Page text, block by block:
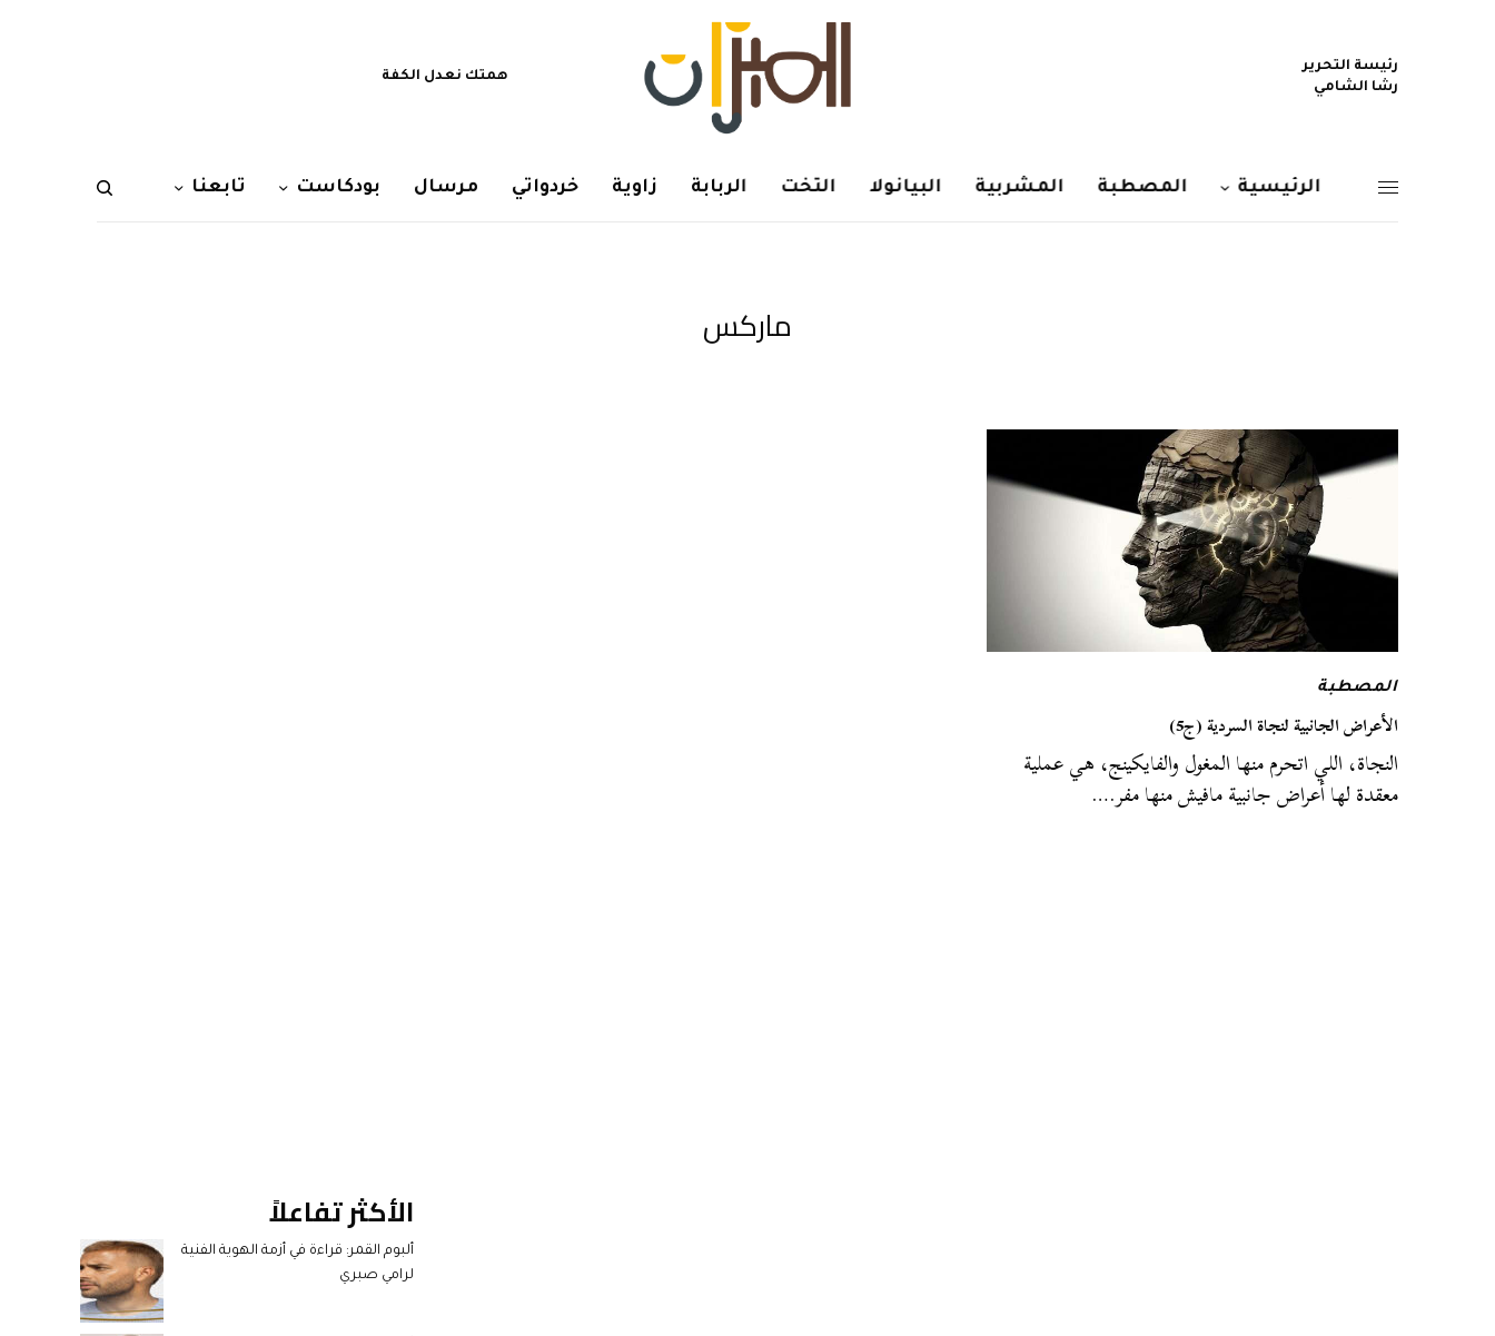
رئيسة التحرير
رشا الشامي
همتك نعدل الكفة
الرئيسية المصطبة المشربية البيانولا التخت الربابة زاوية خردواتي مرسال بودكاست تابعنا
ماركس
المصطبة
الأعراض الجانبية لنجاة السردية (ج5)
النجاة، اللي اتحرم منها المغول والفايكينج، هي عملية
معقدة لها أعراض جانبية مافيش منها مفر.…
الأكثر تفاعلاً
ألبوم القمر: قراءة في أزمة الهوية الفنية
لرامي صبري